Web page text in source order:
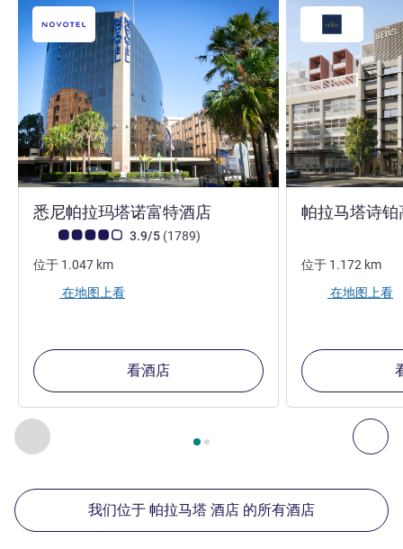
上一个 - 我们在附近的其他酒店 下
第 页，共 , 我们在附近的其他酒店 1 :, 我们在附近的
悉尼帕拉玛塔诺富特酒店
客户意见评级 (ALL 评级)
3.9/5 (1789评论
)
位于 1.047 km
在地图上看
看酒店
帕拉马塔诗
位于 1.172 km
在地图上看
我们位于 帕拉马塔 酒店 的所有酒店